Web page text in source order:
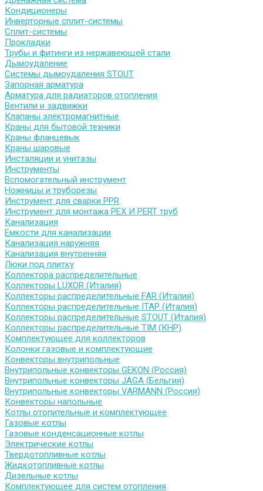
Кондиционеры
Инверторные сплит-системы
Сплит-системы
Прокладки
Трубы и фитинги из нержавеющей стали
Дымоудаление
Системы дымоудаления STOUT
Запорная арматура
Арматура для радиаторов отопления
Вентили и задвижки
Клапаны электромагнитные
Краны для бытовой техники
Краны фланцевык
Краны шаровые
Инсталяции и унитазы
Инструменты
Вспомогательный инструмент
Ножницы и труборезы
Инструмент для сварки PPR
Инструмент для монтажа PEX И PERT труб
Канализация
Емкости для канализации
Канализация наружняя
Канализация внутренняя
Люки под плитку
Коллектора распределительные
Коллекторы LUXOR (Италия)
Коллекторы распределительные FAR (Италия)
Коллекторы распределительные ITAP (Италия)
Коллекторы распределительные STOUT (Италия)
Коллекторы распределительные TIM (КНР)
Комплектующее для коллекторов
Колонки газовые и комплектующие
Конвекторы внутрипольные
Внутрипольные конвекторы GEKON (Россия)
Внутрипольные конвекторы JAGA (Бельгия)
Внутрипольные конвекторы VARMANN (Россия)
Конвекторы напольные
Котлы отопительные и комплектующее
Газовые котлы
Газовые конденсационные котлы
Электрические котлы
Твердотопливные котлы
Жидкотопливные котлы
Дизельные котлы
Комплектующее для систем отопления